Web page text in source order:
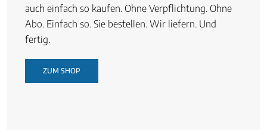
auch einfach so kaufen. Ohne Verpflichtung. Ohne
Abo. Einfach so. Sie bestellen. Wir liefern. Und
fertig.
ZUM SHOP